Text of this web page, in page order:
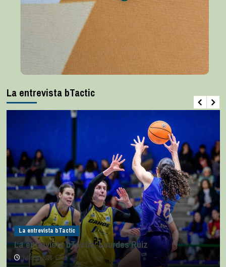
La entrevista bTactic
La entrevista bTactic
La entrevista bTactic: Lourdes Ruiz
julio 11, 2026 0